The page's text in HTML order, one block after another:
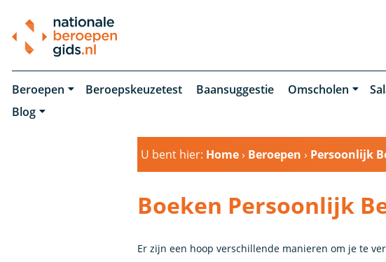
Beroepen Beroepskeuzetest Baansuggestie Omscholen
Blog
U bent hier: Home› Beroepen › Persoonlijk
Boeken Persoonlijk
Er zijn een hoop verschillende manieren om je te